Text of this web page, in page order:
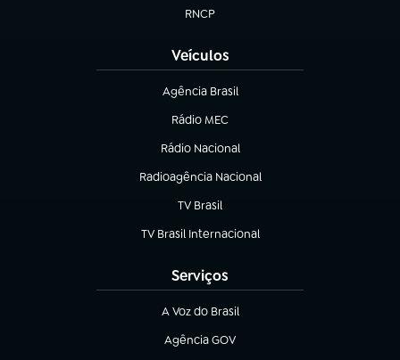
RNCP
(abre em nova aba)
Veículos
Agência Brasil
(abre em nova aba)
Rádio MEC
(abre em nova aba)
Rádio Nacional
Radioagência Nacional
(abre em nova aba)
TV Brasil
(abre em nova aba)
TV Brasil Internacional
(abre em nova aba)
Serviços
A Voz do Brasil
(abre em nova aba)
Agência GOV
(abre em nova aba)